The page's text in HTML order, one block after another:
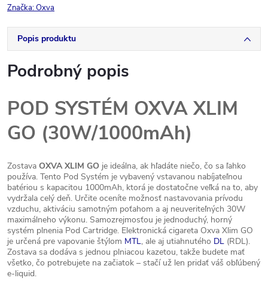
Značka:Oxva
Popis produktu
Podrobný popis
POD SYSTÉM OXVA XLIM
GO (30W/1000mAh)
Zostava OXVA XLIM GO je ideálna, ak hľadáte niečo, čo sa ľahko
používa. Tento Pod Systém je vybavený vstavanou nabíjateľnou
batériou s kapacitou 1000mAh, ktorá je dostatočne veľká na to, aby
vydržala celý deň. Určite oceníte možnosť nastavovania prívodu
vzduchu, aktiváciu samotným poťahom a aj neuveriteľných 30W
maximálneho výkonu. Samozrejmosťou je jednoduchý, horný
systém plnenia Pod Cartridge. Elektronická cigareta Oxva Xlim GO
je určená pre vapovanie štýlom MTL, ale aj utiahnutého DL (RDL).
Zostava sa dodáva s jednou plniacou kazetou, takže budete mať
všetko, čo potrebujete na začiatok – stačí už len pridať váš obľúbený
e-liquid.